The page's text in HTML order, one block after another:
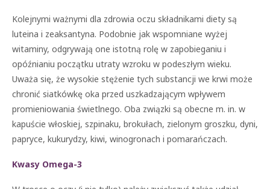
Kolejnymi ważnymi dla zdrowia oczu składnikami diety są
luteina i zeaksantyna. Podobnie jak wspomniane wyżej
witaminy, odgrywają one istotną rolę w zapobieganiu i
opóźnianiu początku utraty wzroku w podeszłym wieku.
Uważa się, że wysokie stężenie tych substancji we krwi może
chronić siatkówkę oka przed uszkadzającym wpływem
promieniowania świetlnego. Oba związki są obecne m. in. w
kapuście włoskiej, szpinaku, brokułach, zielonym groszku, dyni,
papryce, kukurydzy, kiwi, winogronach i pomarańczach.
Kwasy Omega-3